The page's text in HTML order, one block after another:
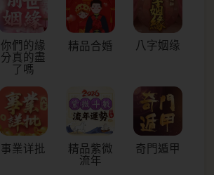
你們的緣
分真的盡
了嗎
精品合婚 八字姻缘
事業详批
精品紫微
流年
奇門遁甲